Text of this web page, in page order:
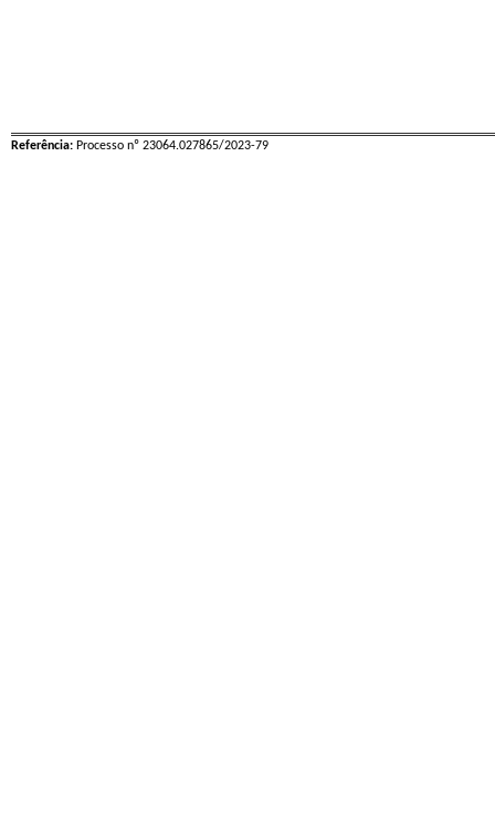
Referência: Processo nº 23064.027865/2023-79